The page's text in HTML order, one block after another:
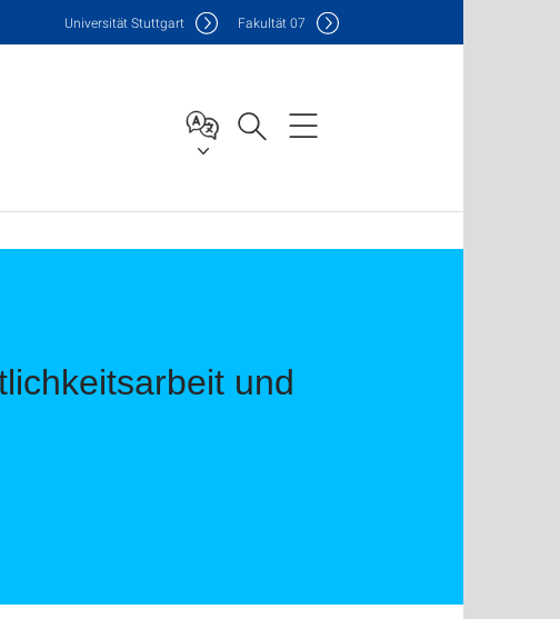
Universität Stuttgart Fakultät07
und